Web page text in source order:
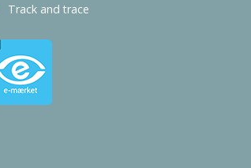
Track and trace